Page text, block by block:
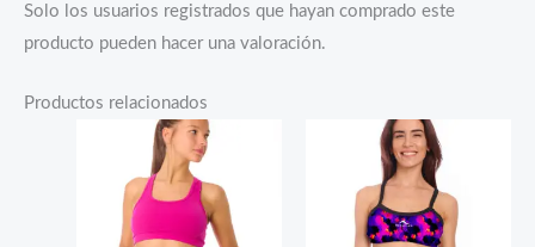
Solo los usuarios registrados que hayan comprado este
producto pueden hacer una valoración.
Productos relacionados